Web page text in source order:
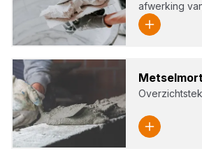
afwerking